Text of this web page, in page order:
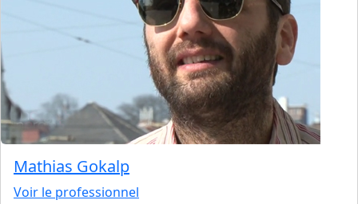
Mathias Gokalp
Voir le professionnel